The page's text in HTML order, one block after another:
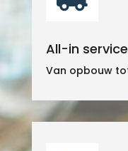
All-in service
Van opbouw